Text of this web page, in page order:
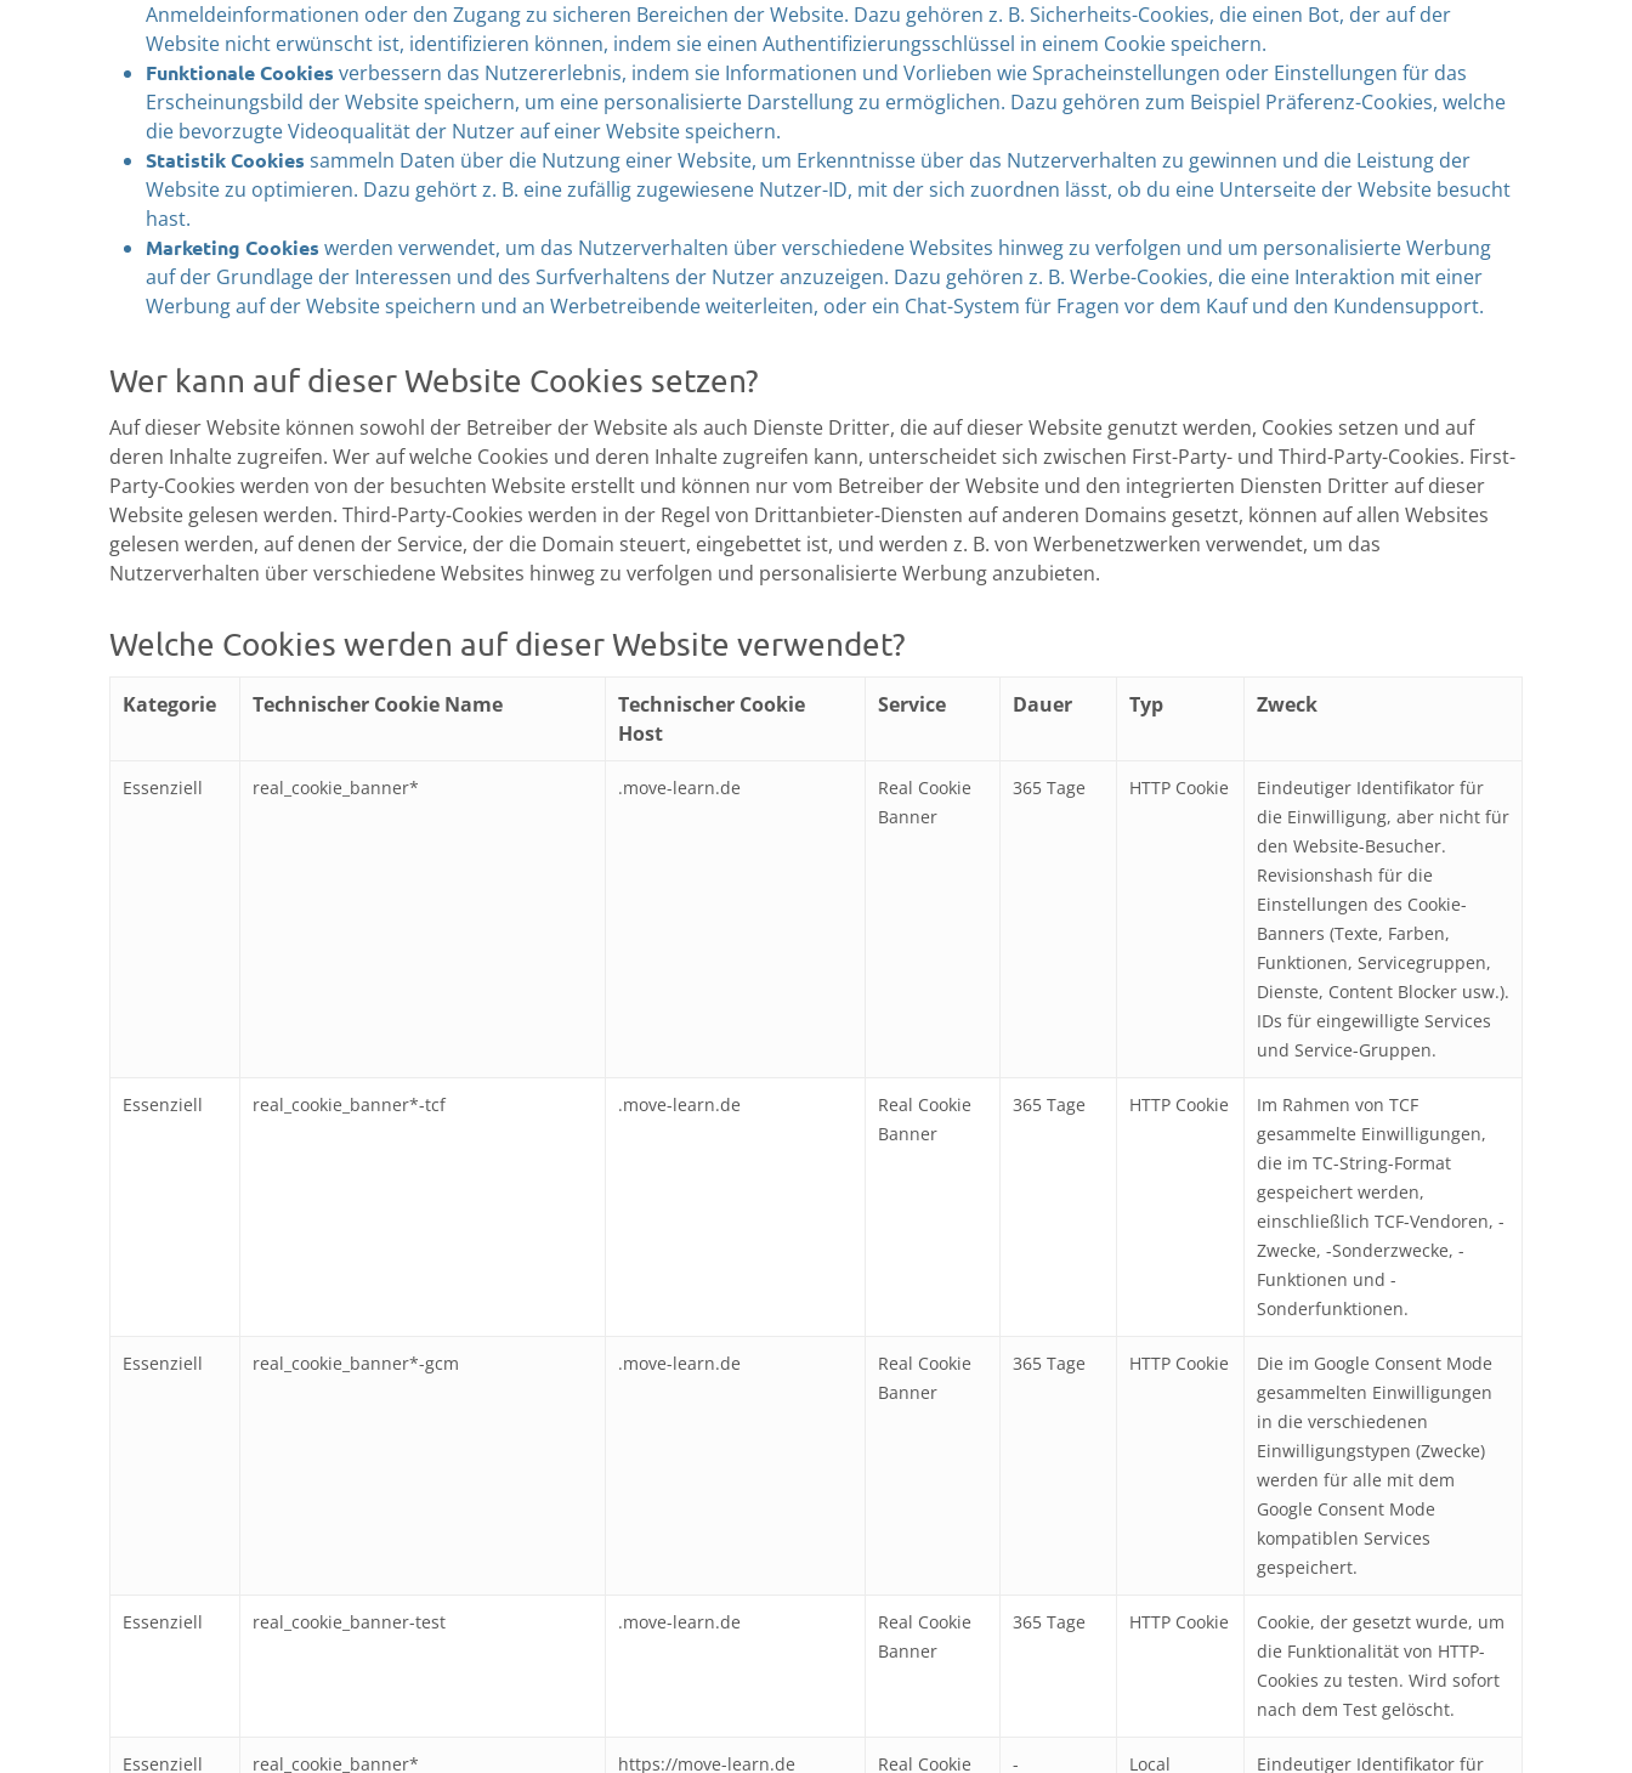
Anmeldeinformationen oder den Zugang zu sicheren Bereichen der Website. Dazu gehören z. B. Sicherheits-Cookies, die einen Bot, der auf der
Website nicht erwünscht ist, identifizieren können, indem sie einen Authentifizierungsschlüssel in einem Cookie speichern.
Funktionale Cookies verbessern das Nutzererlebnis, indem sie Informationen und Vorlieben wie Spracheinstellungen oder Einstellungen für das
Erscheinungsbild der Website speichern, um eine personalisierte Darstellung zu ermöglichen. Dazu gehören zum Beispiel Präferenz-Cookies, welche
die bevorzugte Videoqualität der Nutzer auf einer Website speichern.
Statistik Cookies sammeln Daten über die Nutzung einer Website, um Erkenntnisse über das Nutzerverhalten zu gewinnen und die Leistung der
Website zu optimieren. Dazu gehört z. B. eine zufällig zugewiesene Nutzer-ID, mit der sich zuordnen lässt, ob du eine Unterseite der Website besucht
hast.
Marketing Cookies werden verwendet, um das Nutzerverhalten über verschiedene Websites hinweg zu verfolgen und um personalisierte Werbung
auf der Grundlage der Interessen und des Surfverhaltens der Nutzer anzuzeigen. Dazu gehören z. B. Werbe-Cookies, die eine Interaktion mit einer
Werbung auf der Website speichern und an Werbetreibende weiterleiten, oder ein Chat-System für Fragen vor dem Kauf und den Kundensupport.
Wer kann auf dieser Website Cookies setzen?
Auf dieser Website können sowohl der Betreiber der Website als auch Dienste Dritter, die auf dieser Website genutzt werden, Cookies setzen und auf
deren Inhalte zugreifen. Wer auf welche Cookies und deren Inhalte zugreifen kann, unterscheidet sich zwischen First-Party- und Third-Party-Cookies. First-
Party-Cookies werden von der besuchten Website erstellt und können nur vom Betreiber der Website und den integrierten Diensten Dritter auf dieser
Website gelesen werden. Third-Party-Cookies werden in der Regel von Drittanbieter-Diensten auf anderen Domains gesetzt, können auf allen Websites
gelesen werden, auf denen der Service, der die Domain steuert, eingebettet ist, und werden z. B. von Werbenetzwerken verwendet, um das
Nutzerverhalten über verschiedene Websites hinweg zu verfolgen und personalisierte Werbung anzubieten.
Welche Cookies werden auf dieser Website verwendet?
Kategorie Technischer Cookie Name
Technischer Cookie
Host
Service Dauer Typ Zweck
Essenziell real_cookie_banner* .move-learn.de
Real Cookie
Banner
365 Tage HTTP Cookie
Eindeutiger Identifikator für
die Einwilligung, aber nicht für
den Website-Besucher.
Revisionshash für die
Einstellungen des Cookie-
Banners (Texte, Farben,
Funktionen, Servicegruppen,
Dienste, Content Blocker usw.).
IDs für eingewilligte Services
und Service-Gruppen.
Essenziell real_cookie_banner*-tcf .move-learn.de
Real Cookie
Banner
365 Tage HTTP Cookie
Im Rahmen von TCF
gesammelte Einwilligungen,
die im TC-String-Format
gespeichert werden,
einschließlich TCF-Vendoren, -
Zwecke, -Sonderzwecke, -
Funktionen und -
Sonderfunktionen.
Essenziell real_cookie_banner*-gcm .move-learn.de
Real Cookie
Banner
365 Tage HTTP Cookie
Die im Google Consent Mode
gesammelten Einwilligungen
in die verschiedenen
Einwilligungstypen (Zwecke)
werden für alle mit dem
Google Consent Mode
kompatiblen Services
gespeichert.
Essenziell real_cookie_banner-test .move-learn.de
Real Cookie
Banner
365 Tage HTTP Cookie
Cookie, der gesetzt wurde, um
die Funktionalität von HTTP-
Cookies zu testen. Wird sofort
nach dem Test gelöscht.
Essenziell real_cookie_banner* https://move-learn.de Real Cookie - Local Eindeutiger Identifikator für